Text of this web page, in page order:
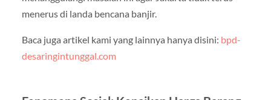
menerus di landa bencana banjir.
Baca juga artikel kami yang lainnya hanya disini: bpd-
desaringintunggal.com